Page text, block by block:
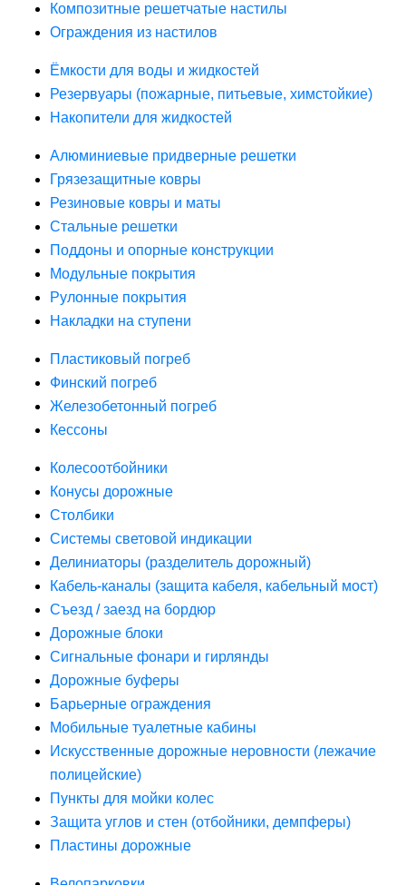
Композитные решетчатые настилы
Ограждения из настилов
Ёмкости для воды и жидкостей
Резервуары (пожарные, питьевые, химстойкие)
Накопители для жидкостей
Алюминиевые придверные решетки
Грязезащитные ковры
Резиновые ковры и маты
Стальные решетки
Поддоны и опорные конструкции
Модульные покрытия
Рулонные покрытия
Накладки на ступени
Пластиковый погреб
Финский погреб
Железобетонный погреб
Кессоны
Колесоотбойники
Конусы дорожные
Столбики
Системы световой индикации
Делиниаторы (разделитель дорожный)
Кабель-каналы (защита кабеля, кабельный мост)
Съезд / заезд на бордюр
Дорожные блоки
Сигнальные фонари и гирлянды
Дорожные буферы
Барьерные ограждения
Мобильные туалетные кабины
Искусственные дорожные неровности (лежачие
полицейские)
Пункты для мойки колес
Защита углов и стен (отбойники, демпферы)
Пластины дорожные